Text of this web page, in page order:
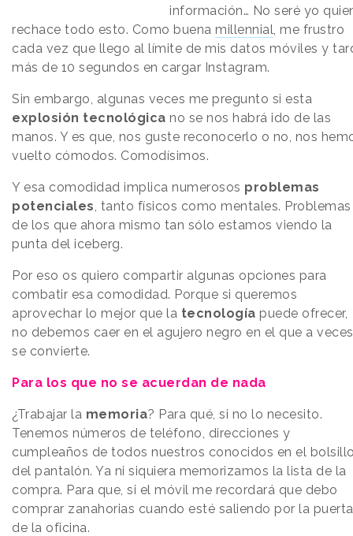
información… No seré yo
rechace todo esto. Como buena millennial, me frustro
cada vez que llego al límite de mis datos móviles y
más de 10 segundos en cargar Instagram.
Sin embargo, algunas veces me pregunto si esta
explosión tecnológica no se nos habrá ido de las
manos. Y es que, nos guste reconocerlo o no, nos
vuelto cómodos. Comodísimos.
Y esa comodidad implica numerosos problemas
potenciales, tanto físicos como mentales. Problemas
de los que ahora mismo tan sólo estamos viendo la
punta del iceberg.
Por eso os quiero compartir algunas opciones para
combatir esa comodidad. Porque si queremos
aprovechar lo mejor que la tecnología puede ofrecer,
no debemos caer en el agujero negro en el que a veces
se convierte.
Para los que no se acuerdan de nada
¿Trabajar la memoria? Para qué, si no lo necesito.
Tenemos números de teléfono, direcciones y
cumpleaños de todos nuestros conocidos en el
del pantalón. Ya ni siquiera memorizamos la lista de la
compra. Para que, si el móvil me recordará que debo
comprar zanahorias cuando esté saliendo por la puerta
de la oficina.